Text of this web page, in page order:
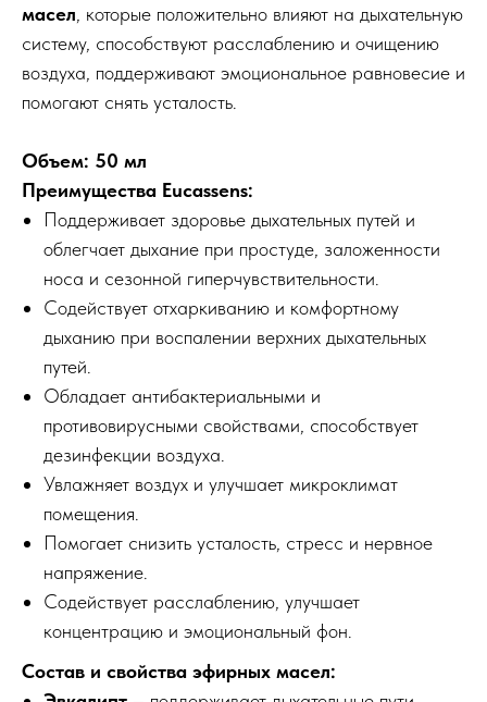
масел, которые положительно влияют на дыхательную
систему, способствуют расслаблению и очищению
воздуха, поддерживают эмоциональное равновесие и
помогают снять усталость.
Объем: 50 мл
Преимущества Eucassens:
Поддерживает здоровье дыхательных путей и
облегчает дыхание при простуде, заложенности
носа и сезонной гиперчувствительности.
Содействует отхаркиванию и комфортному
дыханию при воспалении верхних дыхательных
путей.
Обладает антибактериальными и
противовирусными свойствами, способствует
дезинфекции воздуха.
Увлажняет воздух и улучшает микроклимат
помещения.
Помогает снизить усталость, стресс и нервное
напряжение.
Содействует расслаблению, улучшает
концентрацию и эмоциональный фон.
Состав и свойства эфирных масел: